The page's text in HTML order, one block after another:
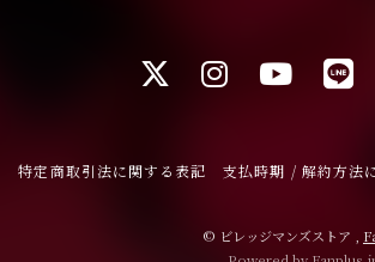
特定商取引法に関する表記 支払時期 / 解約方法
© ビレッジマンズストア ,